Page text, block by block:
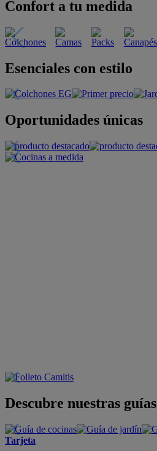
Confort a tu medida
Esenciales con estilo
Oportunidades únicas
Descubre nuestras guías
Tarjeta